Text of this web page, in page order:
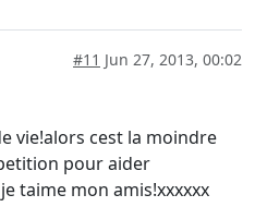
#11 Jun 27, 2013, 00:02
vie!alors cest la moindre
pour aider
taime mon amis!xxxxxx